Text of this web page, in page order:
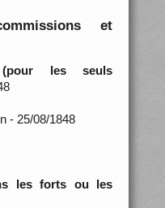
et
(pour les seuls
- 25/08/1848
les forts ou les